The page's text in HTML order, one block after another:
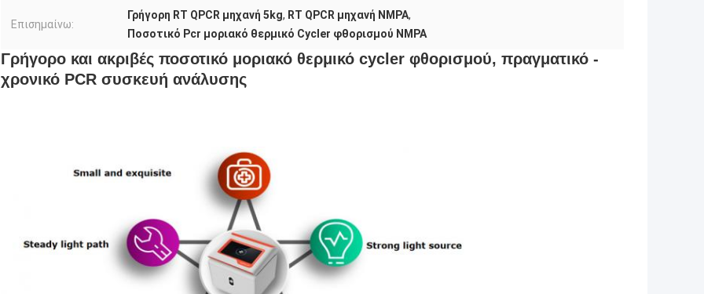
Επισημαίνω:
Γρήγορη RT QPCR μηχανή 5kg, RT QPCR μηχανή NMPA,
Ποσοτικό Pcr μοριακό θερμικό Cycler φθορισμού NMPA
Γρήγορο και ακριβές ποσοτικό μοριακό θερμικό cycler φθορισμού, πραγματικό -
χρονικό PCR συσκευή ανάλυσης